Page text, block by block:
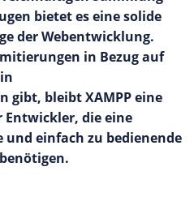
bietet es eine solide
der Webentwicklung.
in Bezug auf
gibt, bleibt XAMPP eine
Entwickler, die eine
und einfach zu bedienende